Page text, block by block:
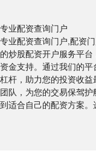
专业配资查询门户
专业配资查询门户,配资
的炒股配资开户服务平
资金支持。通过我们的
杠杆，助力您的投资收
团队，为您的交易保驾
到适合自己的配资方案。